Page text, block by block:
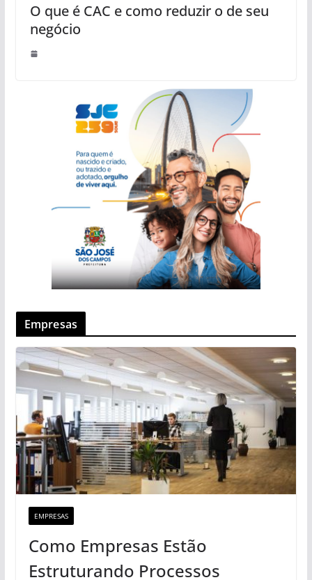
O que é CAC e como reduzir o de seu
negócio
Empresas
EMPRESAS
Como Empresas Estão
Estruturando Processos